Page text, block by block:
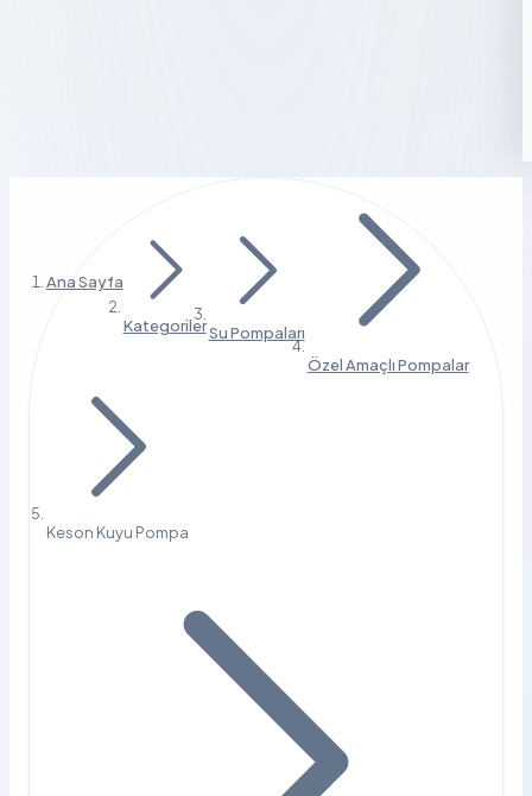
Ana Sayfa
KategorilerSu Pompaları
Özel Amaçlı Pompalar
Keson Kuyu Pompa